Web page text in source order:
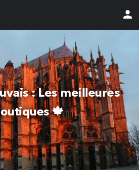
: Les meilleures
🍁